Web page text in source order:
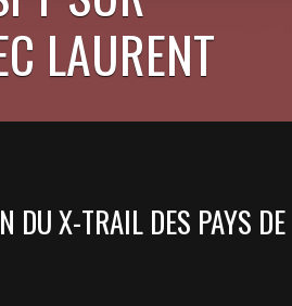
LAURENT
DU X-TRAIL DES PAYS DE